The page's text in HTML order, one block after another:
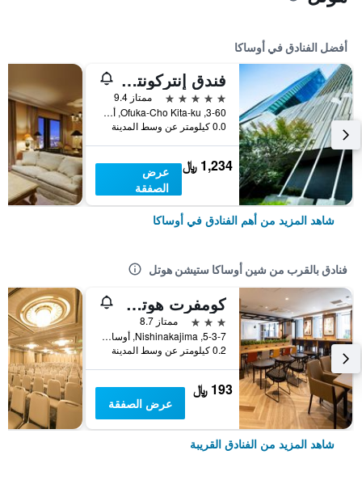
أفضل الفنادق في أوساكا
فندق إنتركونتيننتال أوساكا
5 نجوم
ممتاز 9.4
3-60, Ofuka-Cho Kita-ku, أوساكا, اليابان
0.0 كيلومتر عن وسط المدينة
1,234 ﷼
عرض
الصفقة
شاهد المزيد من أهم الفنادق في أوساكا
فنادق بالقرب من شين أوساكا ستيشن هوتل
كومفرت هوتل شين أوساكا
3 نجوم
ممتاز 8.7
5-3-7, Nishinakajima, أوساكا, اليابان
0.2 كيلومتر عن وسط المدينة
193 ﷼
عرض الصفقة
شاهد المزيد من الفنادق القريبة